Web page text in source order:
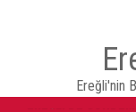
Ereğli'nin